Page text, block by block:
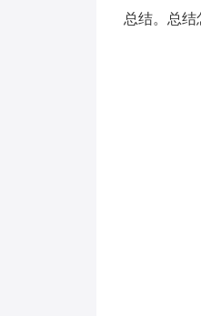
总结。总结